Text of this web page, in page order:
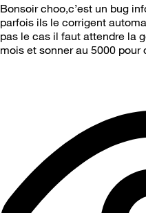
Bonsoir choo,c’est un bug
parfois ils le corrigent
pas le cas il faut attendre la
mois et sonner au 5000 pour